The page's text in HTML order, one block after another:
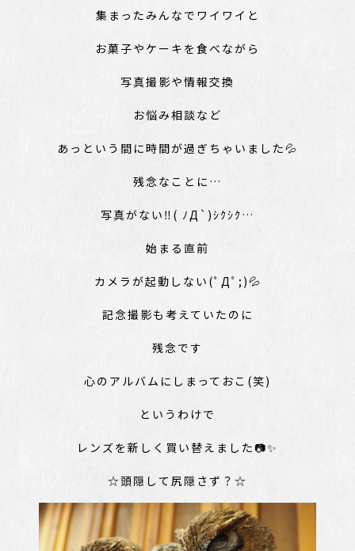
集まったみんなでワイワイと
お菓子やケーキを食べながら
写真撮影や情報交換
お悩み相談など
あっという間に時間が過ぎちゃいました💦
残念なことに…
写真がない‼( ﾉД`)ｼｸｼｸ…
始まる直前
カメラが起動しない(ﾟДﾟ;)💦
記念撮影も考えていたのに
残念です
心のアルバムにしまっておこ(笑)
というわけで
レンズを新しく買い替えました📷✨
☆頭隠して尻隠さず？☆